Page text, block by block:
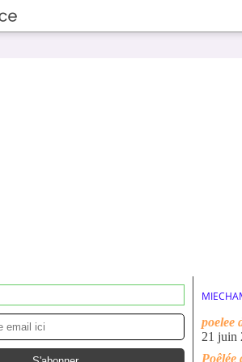
poelee
21 juin
Poêlée